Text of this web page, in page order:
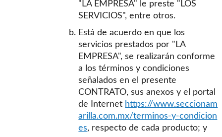
"LA EMPRESA" le preste "LOS
SERVICIOS", entre otros.
Está de acuerdo en que los
servicios prestados por "LA
EMPRESA", se realizarán conforme
a los términos y condiciones
señalados en el presente
CONTRATO, sus anexos y el portal
de Internet https://www.seccionam
arilla.com.mx/terminos-y-condicion
es, respecto de cada producto; y